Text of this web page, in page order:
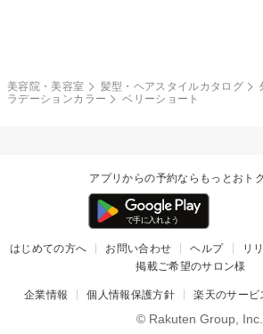
美容院・美容室 髪型・ヘアスタイルカタログ
ラデーションカラー
ベリーショート
アプリからの予約ならもっとおト
はじめての方へ お問い合わせ ヘルプ リ
掲載ご希望のサロン様
企業情報 個人情報保護方針 楽天のサービ
© Rakuten Group, Inc.